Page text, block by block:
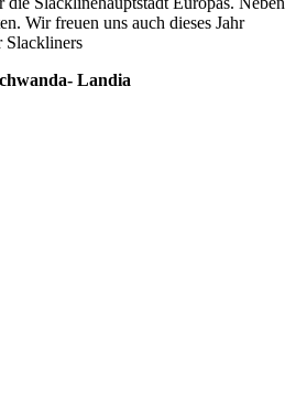
Wir freuen uns auch dieses Jahr
Slackliners
Landia